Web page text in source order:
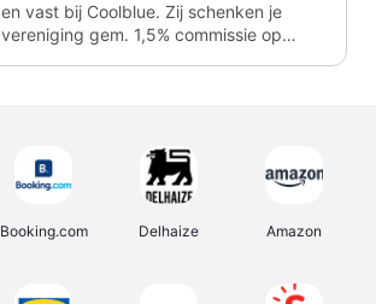
en vast bij Coolblue. Zij schenken je
vereniging gem. 1,5% commissie op
Booking.com Delhaize Amazon